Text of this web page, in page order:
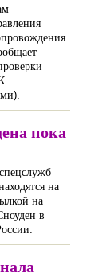
пока
на
на
в